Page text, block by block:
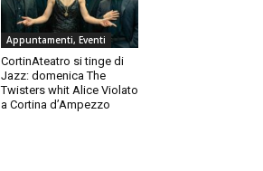
Appuntamenti, Eventi
CortinAteatro si tinge di
Jazz: domenica The
Twisters whit Alice Violato
a Cortina d’Ampezzo